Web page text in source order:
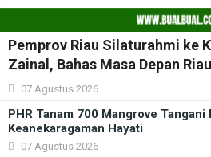
Pemprov Riau Silaturahmi ke
Zainal, Bahas Masa Depan Riau
07 Agustus 2026
PHR Tanam 700 Mangrove
Keanekaragaman Hayati
07 Agustus 2026